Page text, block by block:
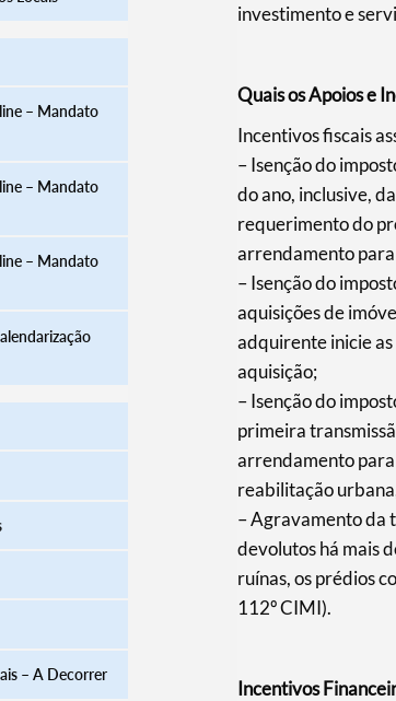
– Mandato
– Mandato
– Mandato
– A Decorrer
investimento e
Quais os Apoios e
Incentivos fiscais
– Isenção do
do ano, inclusive,
requerimento do
arrendamento
– Isenção do
aquisições de
adquirente inicie
aquisição;
– Isenção do
primeira
arrendamento
reabilitação
– Agravamento da
devolutos há mais
ruínas, os prédios
112º CIMI).
Incentivos